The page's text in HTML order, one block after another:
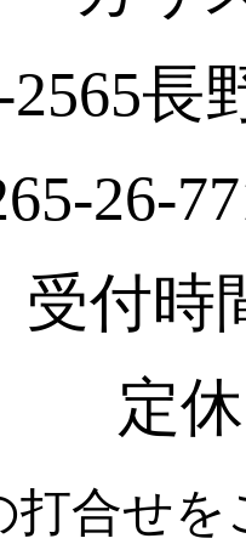
2565長
26-
受付時
定
合せを